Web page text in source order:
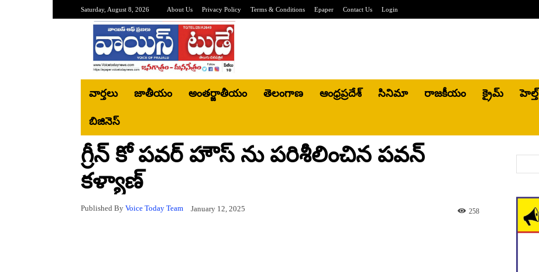
Saturday, August 8, 2026 About Us Privacy Policy Terms & Conditions Epaper Contact Us Login
వార్తలు జాతీయం అంతర్జాతీయం తెలంగాణ ఆంధ్రప్రదేశ్ సినిమా రాజకీయం క్రైమ్ హెల్త్‌
బిజినెస్‌
గ్రీన్ కో పవర్ హౌస్ ను పరిశీలించిన పవన్
కళ్యాణ్
Published By Voice Today Team January 12, 2025 258